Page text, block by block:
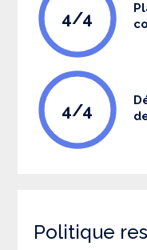
4/4
4/4
Politique